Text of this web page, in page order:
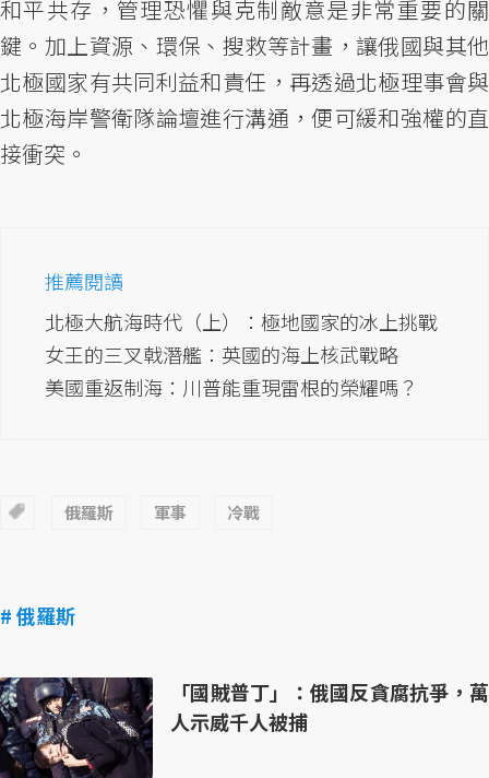
和平共存，管理恐懼與克制敵意是非常重要的關
鍵。加上資源、環保、搜救等計畫，讓俄國與其他
北極國家有共同利益和責任，再透過北極理事會與
北極海岸警衛隊論壇進行溝通，便可緩和強權的直
接衝突。
推薦閱讀
北極大航海時代（上）：極地國家的冰上挑戰
女王的三叉戟潛艦：英國的海上核武戰略
美國重返制海：川普能重現雷根的榮耀嗎？
俄羅斯 軍事 冷戰
# 俄羅斯
「國賊普丁」：俄國反貪腐抗爭，萬
人示威千人被捕